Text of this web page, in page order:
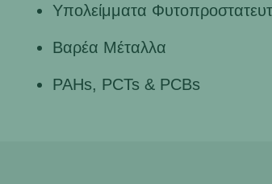
Υπολείμματα
Βαρέα Μέταλλα
PAHs, PCTs & PCBs